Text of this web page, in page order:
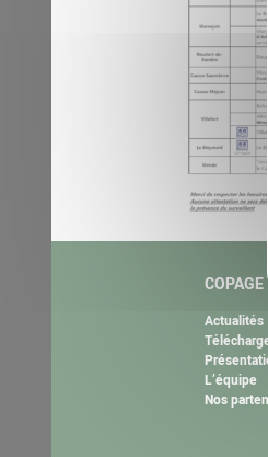
COPAGE
Actualités
L’équipe
Nos